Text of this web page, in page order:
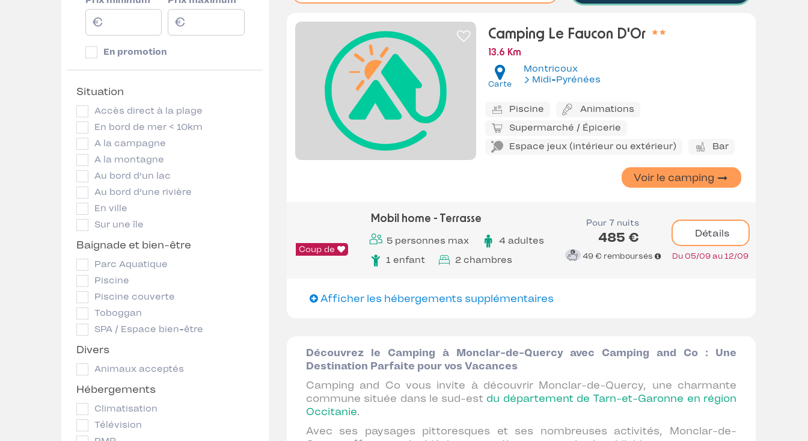
En promotion
Situation
Accès direct à la plage
En bord de mer < 10km
A la campagne
A la montagne
Au bord d’un lac
Au bord d’une rivière
En ville
Sur une île
Baignade et bien-être
Parc Aquatique
Piscine
Piscine couverte
Toboggan
SPA / Espace bien-être
Divers
Animaux acceptés
Hébergements
Climatisation
Télévision
Camping Le Faucon D'Or
13.6 Km
Carte
Montricoux
Midi-Pyrénées
Piscine
Animations
Supermarché / Épicerie
Espace jeux (intérieur ou extérieur)
Bar
Voir le camping
Coup de
Mobil home - Terrasse
5 personnes max
4 adultes
1 enfant
2 chambres
Pour 7 nuits
485 €
49 € remboursés
Détails
Du 05/09 au 12/09
Afficher les hébergements supplémentaires
Découvrez le Camping à Monclar-de-Quercy avec Camping and Co : Une
Destination Parfaite pour vos Vacances
Camping and Co vous invite à découvrir Monclar-de-Quercy, une charmante
commune située dans le sud-est du département de Tarn-et-Garonne en région
Occitanie.
Avec ses paysages pittoresques et ses nombreuses activités, Monclar-de-